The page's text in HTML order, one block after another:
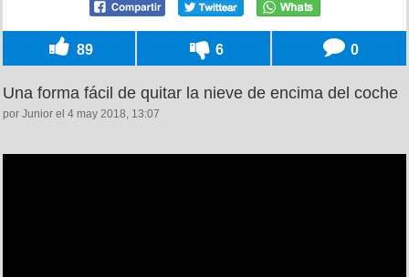
89 6 0
Una forma fácil de quitar la nieve de encima del coche
por Junior el 4 may 2018, 13:07